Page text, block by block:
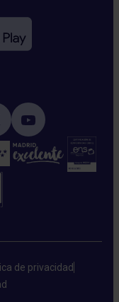
de privacidad